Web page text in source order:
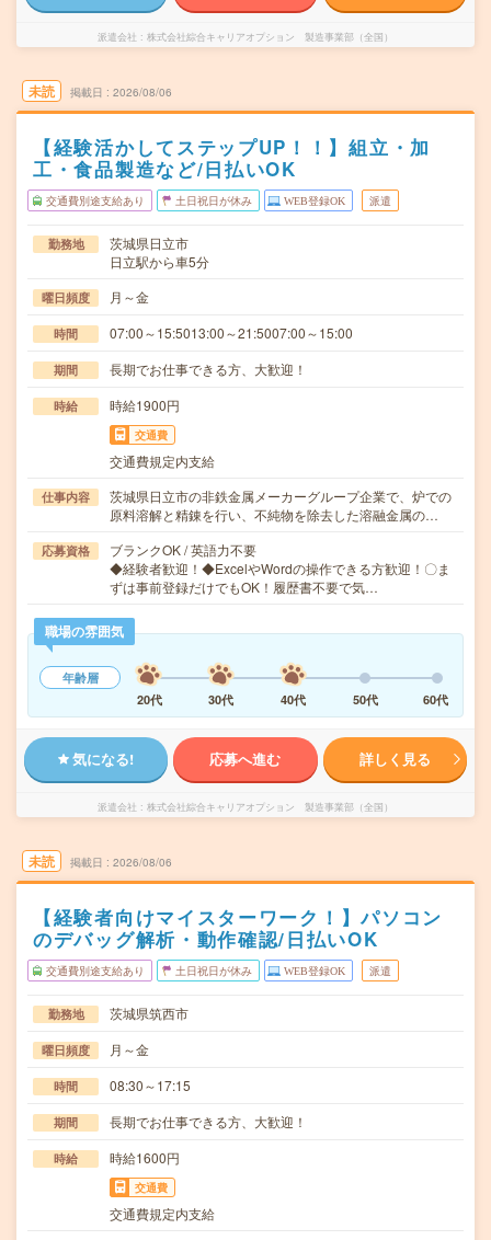
派遣会社 株式会社綜合キャリアオプション 製造事業部（全国）
未読 掲載日 2026/08/06
【経験活かしてステップUP！！】組立・加
工・食品製造など/日払いOK
交通費別途支給あり 土日祝日が休み WEB登録OK 派遣
勤務地
茨城県日立市
日立駅から車5分
曜日頻度 月～金
時間 07:00～15:5013:00～21:5007:00～15:00
期間 長期でお仕事できる方、大歓迎！
時給 時給1900円
交通費
交通費規定内支給
仕事内容
茨城県日立市の非鉄金属メーカーグループ企業で、炉での
原料溶解と精錬を行い、不純物を除去した溶融金属の…
応募資格
ブランクOK / 英語力不要
◆経験者歓迎！◆ExcelやWordの操作できる方歓迎！〇ま
ずは事前登録だけでもOK！履歴書不要で気…
職場の雰囲気
年齢層
20代
30代 40代 50代 60代
気になる! 応募へ進む 詳しく見る
派遣会社 株式会社綜合キャリアオプション 製造事業部（全国）
未読 掲載日 2026/08/06
【経験者向けマイスターワーク！】パソコン
のデバッグ解析・動作確認/日払いOK
交通費別途支給あり 土日祝日が休み WEB登録OK 派遣
勤務地 茨城県筑西市
曜日頻度 月～金
時間 08:30～17:15
期間 長期でお仕事できる方、大歓迎！
時給 時給1600円
交通費
交通費規定内支給